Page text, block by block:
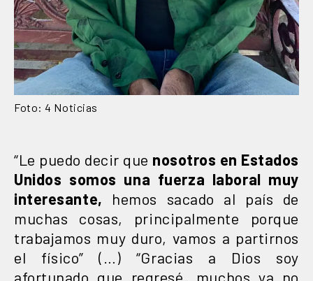
Foto: 4 Noticias
“Le puedo decir que nosotros en Estados
Unidos somos una fuerza laboral muy
interesante, hemos sacado al país de
muchas cosas, principalmente porque
trabajamos muy duro, vamos a partirnos
el físico” (…) “Gracias a Dios soy
afortunado que regresé, muchos ya no